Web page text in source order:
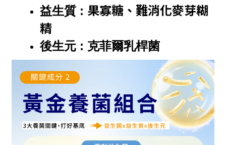
益生質 : 果寡糖、難消化麥芽糊
精
後生元 : 克菲爾乳桿菌